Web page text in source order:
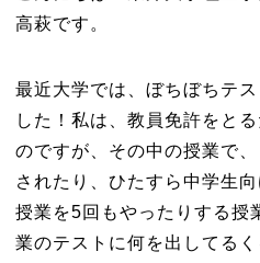
高萩です。
最近大学では、ぼちぼちテ
した！私は、教員免許をと
のですが、その中の授業で
されたり、ひたすら中学生
授業を5回もやったりする授
業のテストに何を出してる